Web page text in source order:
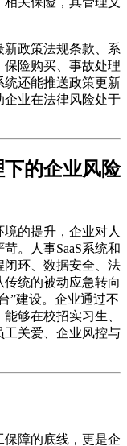
新政策法规条款、系
险购买、事故处理
统还能推送政策更新
企业在法律风险处于
的企业风险
的提升，企业对人
。人事SaaS系统和
闭环、数据安全、法
统的被动应急转向
”建设。企业通过不
够在校招实习生、
工关爱、企业风控与
障的底线，更是企